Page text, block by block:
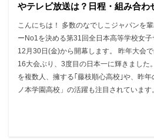
やテレビ放送は？日程・組み合わ
こんにちは！ 多数のなでしこジャパンを
ーNo1を決める第31回全日本高等学校女
12月30日(金)から開幕します。 昨年大会
16大会ぶり、3度目の日本一に輝きました
を複数人、擁する｢藤枝順心高校｣や、昨
ノ本学園高校」の活躍も注目されていま